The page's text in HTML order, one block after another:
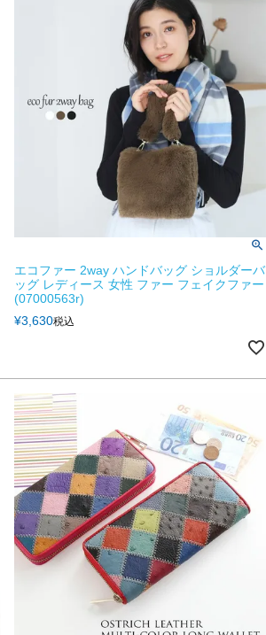
エコファー 2way ハンドバッグ ショルダーバ
ッグ レディース 女性 ファー フェイクファー
(07000563r)
¥3,630税込